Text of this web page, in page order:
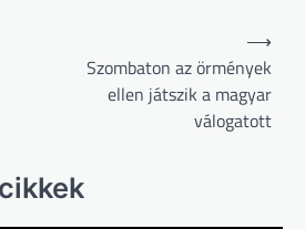
Szombaton az örmények
ellen játszik a magyar
válogatott
⟶